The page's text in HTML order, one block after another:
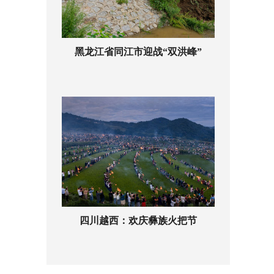
黑龙江省同江市迎战“双洪峰”
四川越西：欢庆彝族火把节